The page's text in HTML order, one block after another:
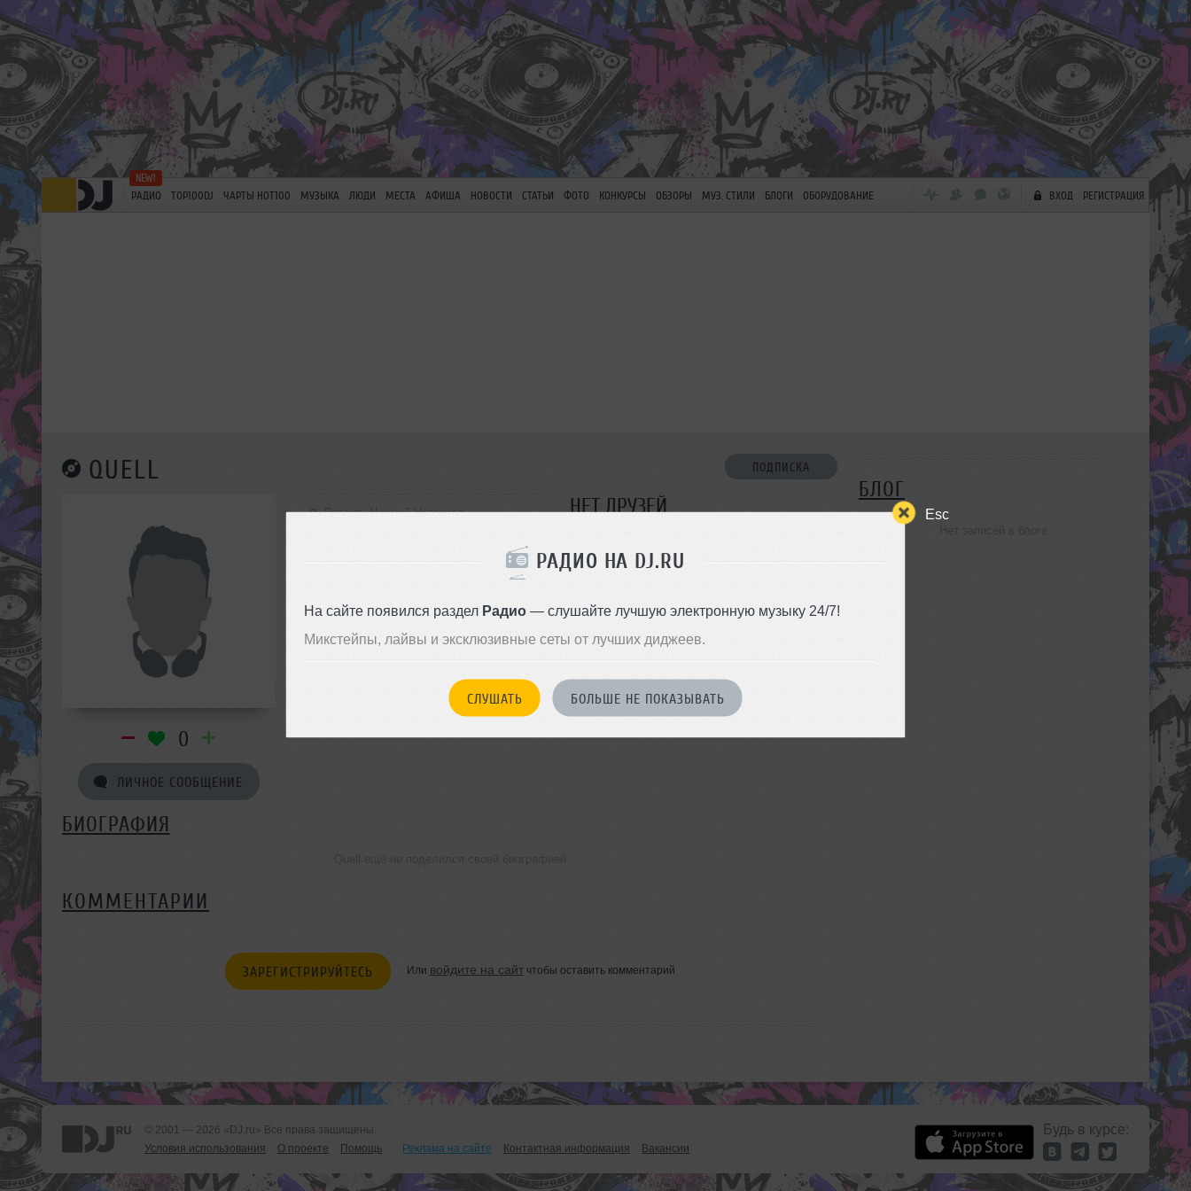
Esc
РАДИО НА DJ.RU
На сайте появился раздел Радио— слушайте лучшую электронную музыку 24/7!
Микстейпы, лайвы и эксклюзивные сеты от лучших диджеев.
СЛУШАТЬ БОЛЬШЕ НЕ ПОКАЗЫВАТЬ
РАДИО TOP100DJ ЧАРТЫ HOT100 МУЗЫКА ЛЮДИ МЕСТА АФИША НОВОСТИ СТАТЬИ ФОТО КОНКУРСЫ ОБЗОРЫ МУЗ. СТИЛИ БЛОГИ ОБОРУДОВАНИЕ ВХОД РЕГИСТРАЦИЯ
QUELL ПОДПИСКА
0
ЛИЧНОЕ СООБЩЕНИЕ
Россия, Нижний Новгород НЕТ ДРУЗЕЙ
БИОГРАФИЯ
КОММЕНТАРИИ
ЗАРЕГИСТРИРУЙТЕСЬ Или войдите на сайтчтобы оставить комментарий
БЛОГ
© 2001 — 2026 «DJ.ru» Все права защищены.
Условия использования
О проекте Помощь Реклама на сайте Контактная информация Вакансии
Будь в курсе: